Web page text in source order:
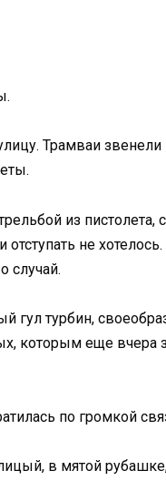
Трамваи звенели
из пистолета,
не
случай.
турбин,
которым еще вчера
по громкой
в мятой